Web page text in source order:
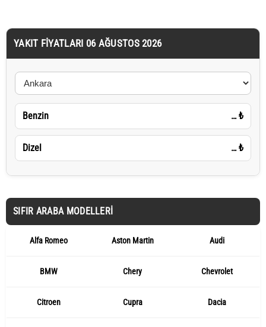
YAKIT FIYATLARI 06 AĞUSTOS 2026
Benzin … ₺
Dizel … ₺
SIFIR ARABA MODELLERI
Alfa Romeo Aston Martin Audi
BMW Chery Chevrolet
Citroen Cupra Dacia